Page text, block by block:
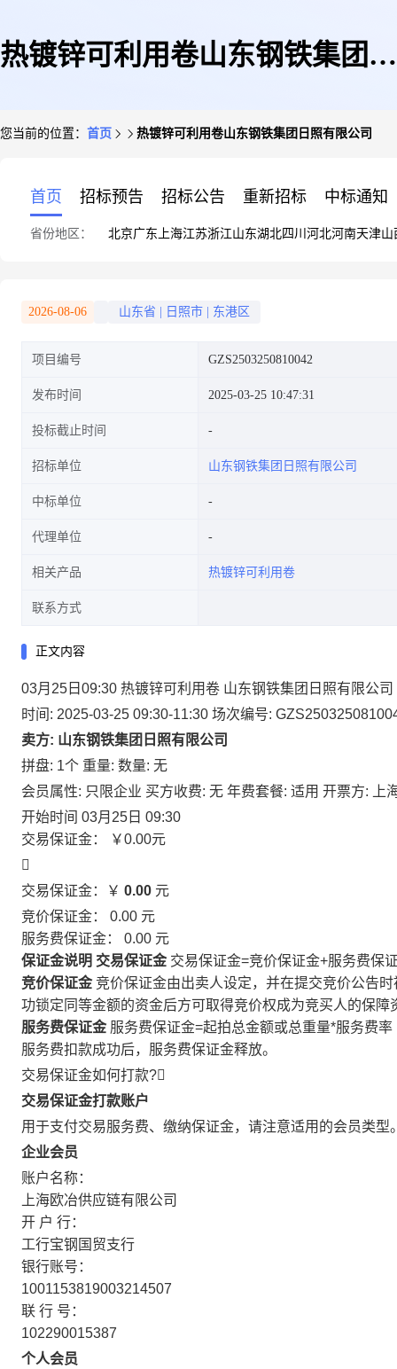
热镀锌可利用卷山东钢铁集团日
您当前的位置： 首页 热镀锌可利用卷山东钢铁集团日照有限公司
首页 招标预告 招标公告 重新招标 中标通知
省份地区： 北京广东 上海江苏浙江山东湖北四川 河北河南天津山
2026-08-06 山东省 日照市 东港区
项目编号 GZS2503250810042
发布时间 2025-03-25 10:47:31
投标截止时间
招标单位 山东钢铁集团日照有限公司
中标单位
代理单位
相关产品 热镀锌可利用卷
联系方式
正文内容
03月25日09:30 热镀锌可利用卷 山东钢铁集团日照有限公司
时间: 2025-03-25 09:30-11:30 场次编号:
卖方: 山东钢铁集团日照有限公司
拼盘: 1个 重量: 数量: 无
会员属性: 只限企业 买方收费: 无 年费套餐: 适用 开票方: 上
开始时间 03月25日 09:30
交易保证金：
￥0.00元

交易保证金：￥ 0.00 元
竞价保证金： 0.00 元
服务费保证金： 0.00 元
保证金说明 交易保证金 交易保证金=竞价保证金+服务费保
竞价保证金 竞价保证金由出卖人设定，并在提交竞价公告
功锁定同等金额的资金后方可取得竞价权成为竞买人的保障
服务费保证金 服务费保证金=起拍总金额或总重量*服务费率
服务费扣款成功后，服务费保证金释放。
交易保证金如何打款?
交易保证金打款账户
用于支付交易服务费、缴纳保证金，请注意适用的会员类型
企业会员
账户名称：
上海欧冶供应链有限公司
开 户 行：
工行宝钢国贸支行
银行账号：
1001153819003214507
联 行 号：
102290015387
个人会员